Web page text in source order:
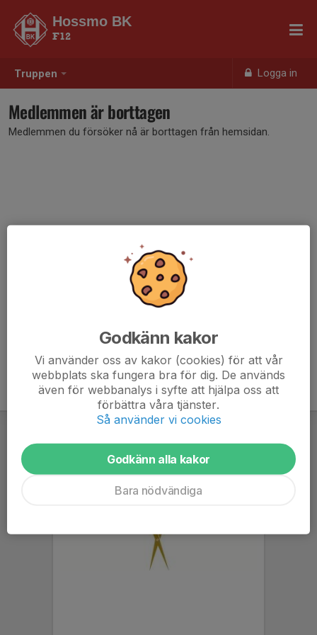
Truppen Logga in
Hossmo BK
F12
Medlemmen är borttagen
Medlemmen du försöker nå är borttagen från hemsidan.
Godkänn kakor
Vi använder oss av kakor (cookies) för att vår
webbplats ska fungera bra för dig. De används
även för webbanalys i syfte att hjälpa oss att
förbättra våra tjänster.
Så använder vi cookies
Godkänn alla kakor
Bara nödvändiga